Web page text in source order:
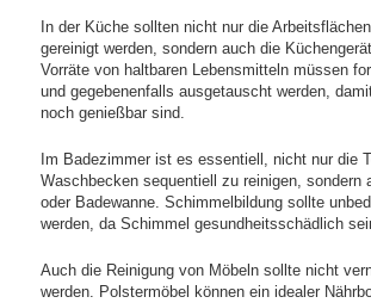
In der Küche sollten nicht nur die
gereinigt werden, sondern auch die
Vorräte von haltbaren Lebensmitteln müssen
und gegebenenfalls ausgetauscht werden,
noch genießbar sind.
Im Badezimmer ist es essentiell, nicht nur die
Waschbecken sequentiell zu reinigen, sondern
oder Badewanne. Schimmelbildung sollte
werden, da Schimmel gesundheitsschädlich
Auch die Reinigung von Möbeln sollte nicht
werden. Polstermöbel können ein idealer